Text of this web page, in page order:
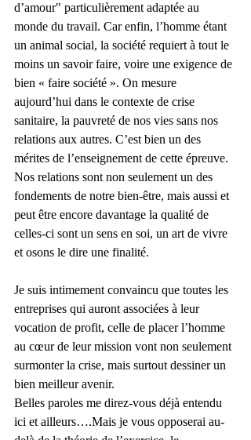
d’amour" particulièrement adaptée au
monde du travail. Car enfin, l’homme étant
un animal social, la société requiert à tout le
moins un savoir faire, voire une exigence de
bien « faire société ». On mesure
aujourd’hui dans le contexte de crise
sanitaire, la pauvreté de nos vies sans nos
relations aux autres. C’est bien un des
mérites de l’enseignement de cette épreuve.
Nos relations sont non seulement un des
fondements de notre bien-être, mais aussi et
peut être encore davantage la qualité de
celles-ci sont un sens en soi, un art de vivre
et osons le dire une finalité.
Je suis intimement convaincu que toutes les
entreprises qui auront associées à leur
vocation de profit, celle de placer l’homme
au cœur de leur mission vont non seulement
surmonter la crise, mais surtout dessiner un
bien meilleur avenir.
Belles paroles me direz-vous déjà entendu
ici et ailleurs….Mais je vous opposerai au-